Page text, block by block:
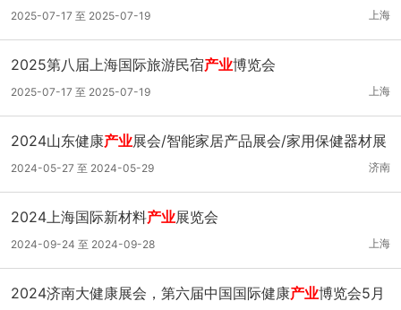
上海
2025-07-17 至 2025-07-19
2025第八届上海国际旅游民宿产业博览会
上海
2025-07-17 至 2025-07-19
2024山东健康产业展会/智能家居产品展会/家用保健器材展
会
济南
2024-05-27 至 2024-05-29
2024上海国际新材料产业展览会
上海
2024-09-24 至 2024-09-28
2024济南大健康展会，第六届中国国际健康产业博览会5月